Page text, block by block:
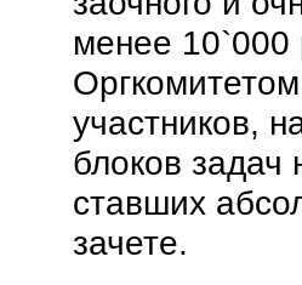
менее 10`000
участников,
блоков
ставших
зачете.